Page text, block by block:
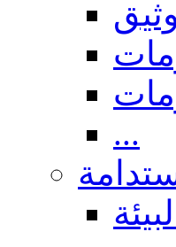
...
البيئة